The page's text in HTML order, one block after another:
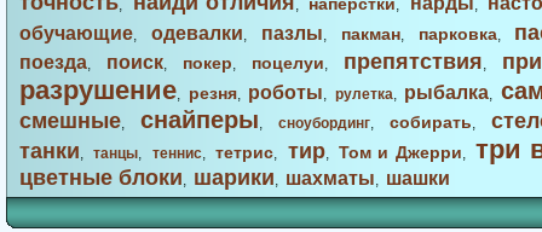
, , , ,
обучающие, одевалки, пазлы, пакман, парковка,
поезда, поиск, покер, поцелуи, препятствия,
разрушение, резня, роботы, рулетка, рыбалка,
смешные, снайперы, сноубординг, собирать,
танки,танцы, теннис,тетрис, тир,Том и Джерри, три
цветные блоки, шарики, шахматы, шашки